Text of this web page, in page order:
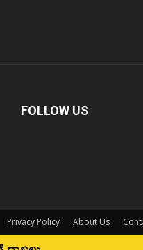
FOLLOW US
Privacy Policy About Us